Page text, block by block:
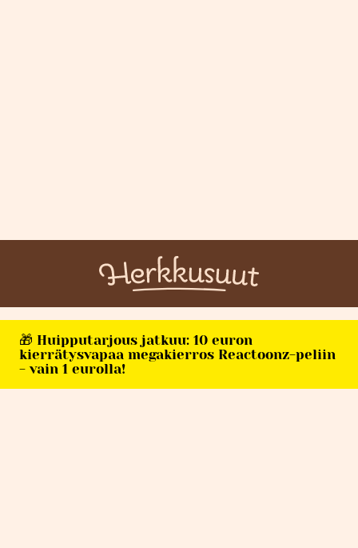
🎁 Huipputarjous jatkuu: 10 euron
kierrätysvapaa megakierros Reactoonz-peliin
- vain 1 eurolla!